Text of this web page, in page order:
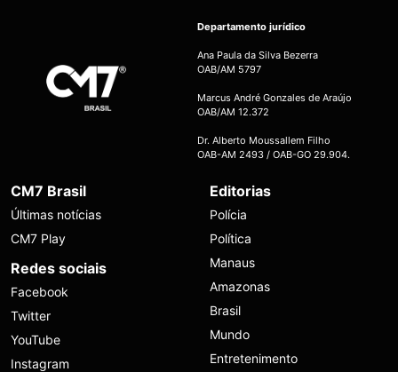
Departamento jurídico
Ana Paula da Silva Bezerra
OAB/AM 5797
Marcus André Gonzales de Araújo
OAB/AM 12.372
Dr. Alberto Moussallem Filho
OAB-AM 2493 / OAB-GO 29.904.
CM7 Brasil
Últimas notícias
CM7 Play
Redes sociais
Facebook
Twitter
YouTube
Instagram
Editorias
Polícia
Política
Manaus
Amazonas
Brasil
Mundo
Entretenimento